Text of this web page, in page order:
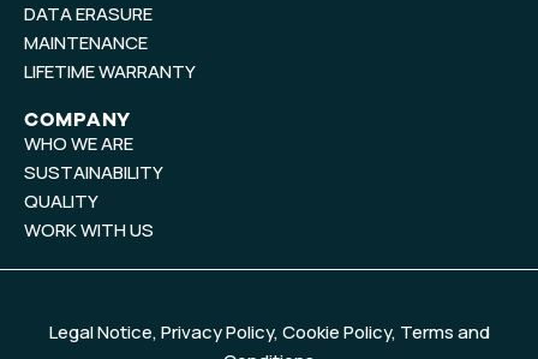
DATA ERASURE
MAINTENANCE
LIFETIME WARRANTY
COMPANY
WHO WE ARE
SUSTAINABILITY
QUALITY
WORK WITH US
Legal Notice,Privacy Policy,Cookie Policy, Terms and